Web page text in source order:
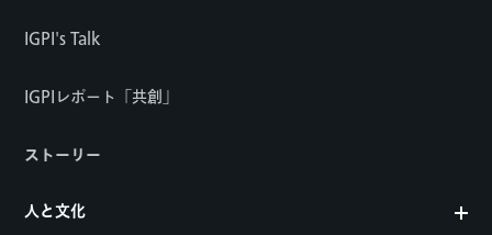
IGPI's Talk
IGPIレポート「共創」
ストーリー
人と文化